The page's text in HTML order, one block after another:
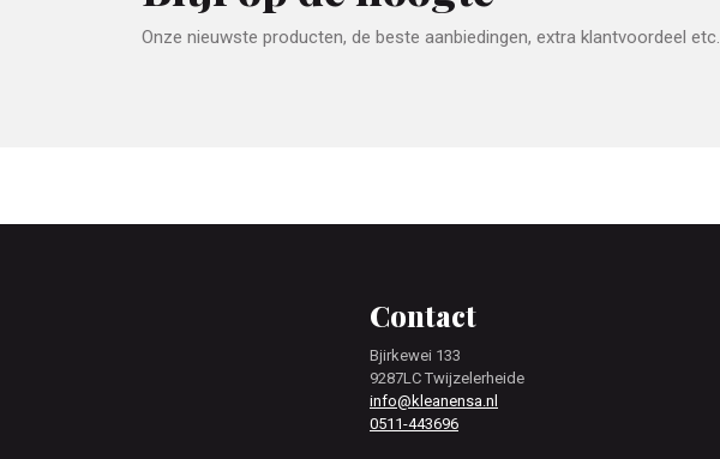
Onze nieuwste producten, de beste aanbiedingen, extra klantvoordeel etc.
Contact
Bjirkewei 133
9287LC Twijzelerheide
info@kleanensa.nl
0511-443696